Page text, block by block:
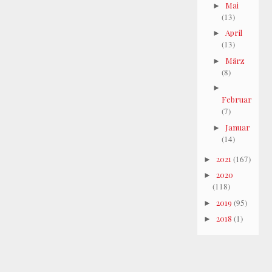
► Mai
(13)
►April
(13)
► März
(8)
►
Februar
(7)
► Januar
(14)
► 2021 (167)
► 2020
(118)
► 2019 (95)
► 2018 (1)